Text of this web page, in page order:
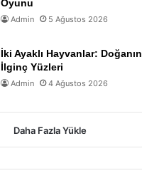
Oyunu
Admin 5 Ağustos 2026
İki Ayaklı Hayvanlar: Doğanın
İlginç Yüzleri
Admin 4 Ağustos 2026
Daha Fazla Yükle